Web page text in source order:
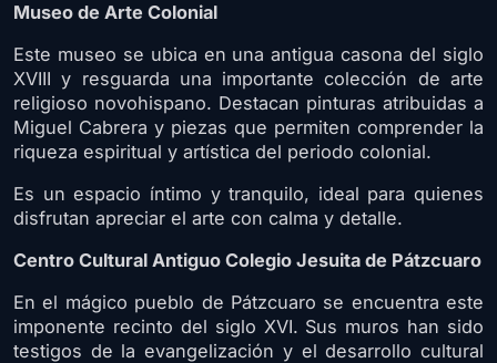
Museo de Arte Colonial
Este museo se ubica en una antigua casona del siglo
XVIII y resguarda una importante colección de arte
religioso novohispano. Destacan pinturas atribuidas a
Miguel Cabrera y piezas que permiten comprender la
riqueza espiritual y artística del periodo colonial.
Es un espacio íntimo y tranquilo, ideal para quienes
disfrutan apreciar el arte con calma y detalle.
Centro Cultural Antiguo Colegio Jesuita de Pátzcuaro
En el mágico pueblo de Pátzcuaro se encuentra este
imponente recinto del siglo XVI. Sus muros han sido
testigos de la evangelización y el desarrollo cultural